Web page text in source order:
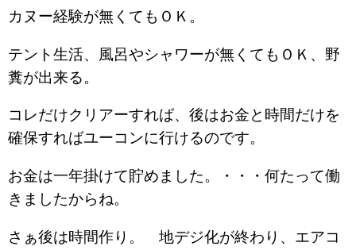
カヌー経験が無くてもＯＫ。
テント生活、風呂やシャワーが無くてもＯＫ、野
糞が出来る。
コレだけクリアーすれば、後はお金と時間だけを
確保すればユーコンに行けるのです。
お金は一年掛けて貯めました。・・・何たって働
きましたからね。
さぁ後は時間作り。 地デジ化が終わり、エアコ